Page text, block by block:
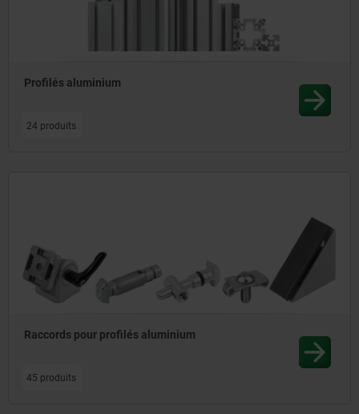
l'assortiment combinable, ce qui permet de réaliser des
constructions complexes en toute flexibilité.
Profilés aluminium
24 produits
Raccords pour profilés aluminium
45 produits